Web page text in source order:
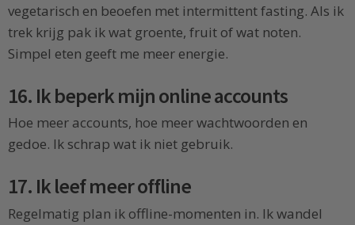
vegetarisch en beoefen met intermittent fasting. Als ik
trek krijg pak ik wat groente, fruit of wat noten.
Simpel eten geeft me meer energie.
16. Ik beperk mijn online accounts
Hoe meer accounts, hoe meer wachtwoorden en
gedoe. Ik schrap wat ik niet gebruik.
17. Ik leef meer offline
Regelmatig plan ik offline-momenten in. Ik wandel